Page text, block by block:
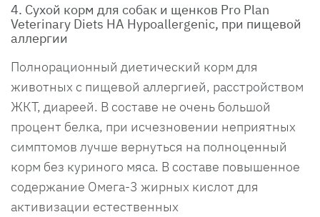
4. Сухой корм для собак и щенков Pro Plan
Veterinary Diets HA Hypoallergenic, при пищевой
аллергии
Полнорационный диетический корм для
животных с пищевой аллергией, расстройством
ЖКТ, диареей. В составе не очень большой
процент белка, при исчезновении неприятных
симптомов лучше вернуться на полноценный
корм без куриного мяса. В составе повышенное
содержание Омега-3 жирных кислот для
активизации естественных